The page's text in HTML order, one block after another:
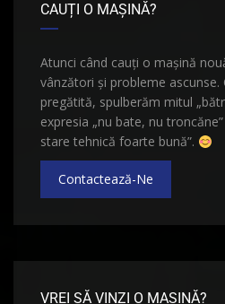
CAUȚI O MAȘINĂ?
Atunci când cauți o mașină
vânzători și probleme ascunse.
pregătită, spulberăm mitul
expresia „nu bate, nu
stare tehnică foarte bună”.
Contactează-Ne
VREI SĂ VINZI O MAȘINĂ?